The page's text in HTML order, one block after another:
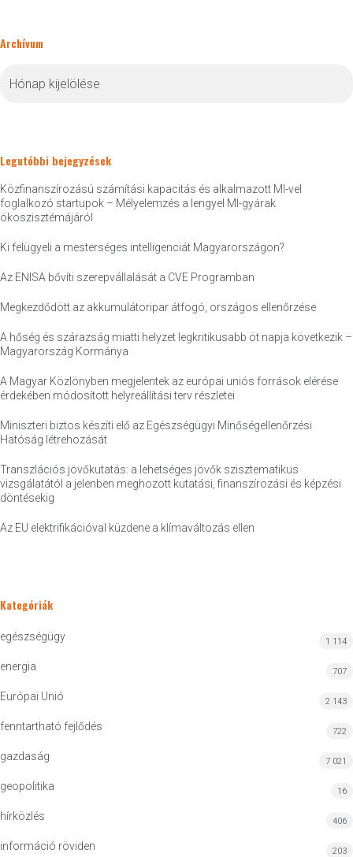
Archívum
Legutóbbi bejegyzések
Közfinanszírozású számítási kapacitás és alkalmazott MI-vel
foglalkozó startupok – Mélyelemzés a lengyel MI-gyárak
ökoszisztémájáról
Ki felügyeli a mesterséges intelligenciát Magyarországon?
Az ENISA bővíti szerepvállalását a CVE Programban
Megkezdődött az akkumulátoripar átfogó, országos ellenőrzése
A hőség és szárazság miatti helyzet legkritikusabb öt napja következik –
Magyarország Kormánya
A Magyar Közlönyben megjelentek az európai uniós források elérése
érdekében módosított helyreállítási terv részletei
Miniszteri biztos készíti elő az Egészségügyi Minőségellenőrzési
Hatóság létrehozását
Transzlációs jövőkutatás: a lehetséges jövők szisztematikus
vizsgálatától a jelenben meghozott kutatási, finanszírozási és képzési
döntésekig
Az EU elektrifikációval küzdene a klímaváltozás ellen
Kategóriák
egészségügy 1 114
energia 707
Európai Unió 2 143
fenntartható fejlődés 722
gazdaság 7 021
geopolitika 16
hírközlés 406
információ röviden 203